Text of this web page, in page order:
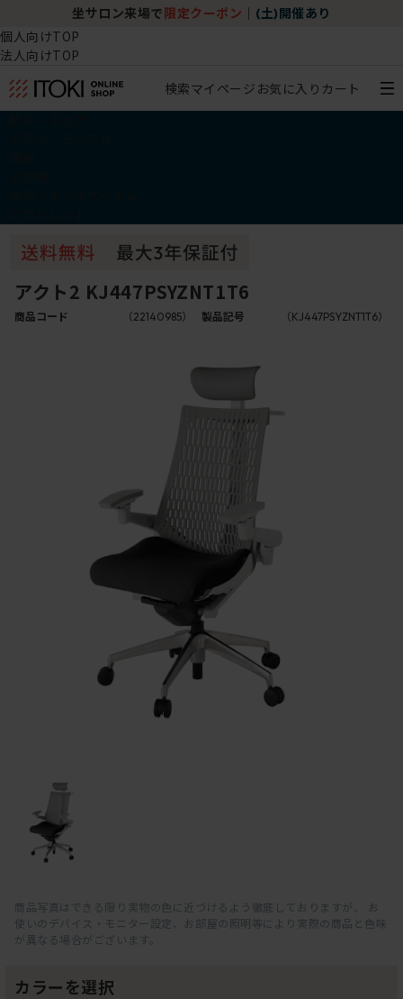
坐サロン来場で 限定クーポン (土)開催あり
個人向けTOP
法人向けTOP
検索マイページ お気に入り カート
アクト2 KJ447PSYZNT1T6
商品コード （22140985） 製品記号 （KJ447PSYZNT1T6）
商品写真はできる限り実物の色に近づけるよう徹底しておりますが、 お
使いのデバイス・モニター設定、お部屋の照明等により実際の商品と色味
が異なる場合がございます。
カラーを選択